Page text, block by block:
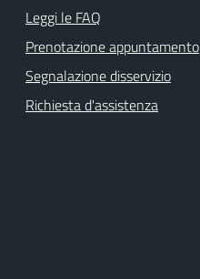
Leggi le FAQ
Prenotazione appuntamento
Segnalazione disservizio
Richiesta d'assistenza